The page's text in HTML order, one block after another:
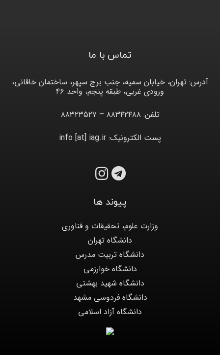
تماس با ما
آدرس: تهران، خیابان سمیه، جنب برج سپهر، ساختمان خاقانی،
ورودی غربی، طبقه پنجم، واحد ۴۶
تلفن: ۸۸۳۴۲۴۸۸ – ۸۸۳۲۳۵۲۷
پست الکترونیک: info [at] iag.ir
پیوند ها
وزارت علوم، تحقیقات و فناوری
دانشگاه تهران
دانشگاه تربیت مدرس
دانشگاه خوارزمی
دانشگاه شهید بهشتی
دانشگاه فردوسی مشهد
دانشگاه آزاد اسلامی